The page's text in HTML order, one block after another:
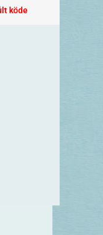
köde